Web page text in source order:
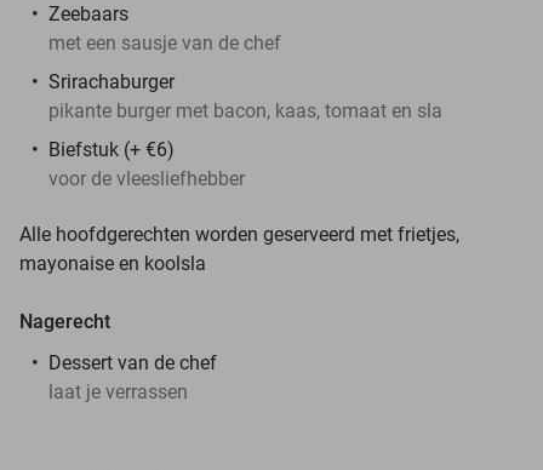
Zeebaars
met een sausje van de chef
Srirachaburger
pikante burger met bacon, kaas, tomaat en sla
Biefstuk (+ €6)
voor de vleesliefhebber
Alle hoofdgerechten worden geserveerd met frietjes,
mayonaise en koolsla
Nagerecht
Dessert van de chef
laat je verrassen